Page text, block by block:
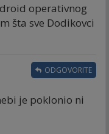
operativnog
šta sve Dodikovci
je poklonio ni
ODGOVORITE